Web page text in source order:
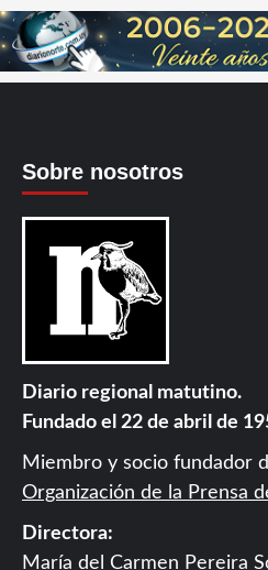
Sobre nosotros
Diario regional matutino.
Fundado el 22 de abril de
Miembro y socio fundador
Organización de la Prensa
Directora:
María del Carmen Pereira